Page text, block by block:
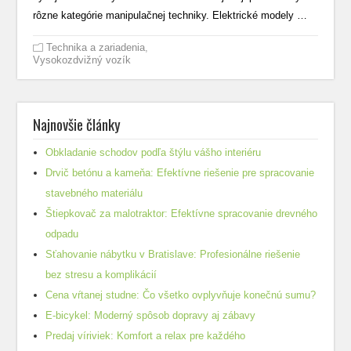
rôzne kategórie manipulačnej techniky. Elektrické modely …
Technika a zariadenia,
Vysokozdvižný vozík
Najnovšie články
Obkladanie schodov podľa štýlu vášho interiéru
Drvič betónu a kameňa: Efektívne riešenie pre spracovanie
stavebného materiálu
Štiepkovač za malotraktor: Efektívne spracovanie drevného
odpadu
Sťahovanie nábytku v Bratislave: Profesionálne riešenie
bez stresu a komplikácií
Cena vŕtanej studne: Čo všetko ovplyvňuje konečnú sumu?
E-bicykel: Moderný spôsob dopravy aj zábavy
Predaj víriviek: Komfort a relax pre každého